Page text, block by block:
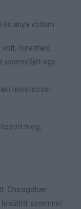
anya voltam.
Türelmes,
esernyőjét egy
nevetéssel
meg,
Chicagóban
lesütött szemmel